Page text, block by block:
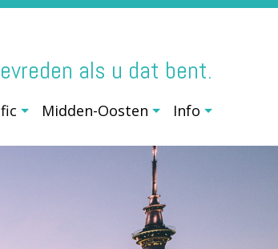
als u dat bent.
Midden-Oosten Info